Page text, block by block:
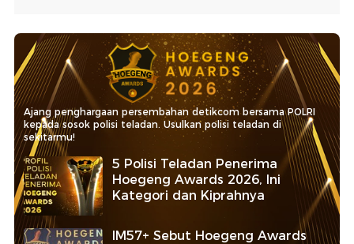
Ajang penghargaan persembahan detikcom bersama POLRI
kepada sosok polisi teladan. Usulkan polisi teladan di
sekitarmu!
5 Polisi Teladan Penerima
Hoegeng Awards 2026, Ini
Kategori dan Kiprahnya
IM57+ Sebut Hoegeng Awards